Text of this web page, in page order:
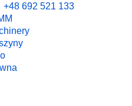
+48 692 521 133